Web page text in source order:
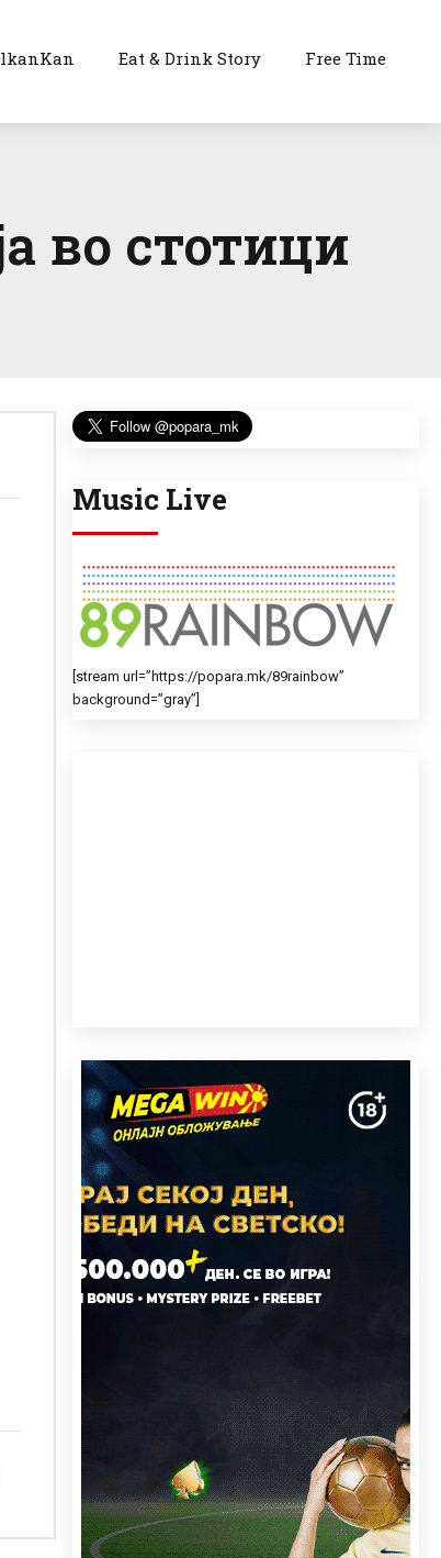
Eat & Drink Story Free Time
во стотици
Music Live
[stream url=”https://popara.mk/89rainbow”
background=”gray”]